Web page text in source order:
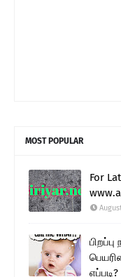
MOST POPULAR
For
எப்படி?